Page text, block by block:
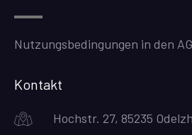
Nutzungsbedingungen in den
Kontakt
Hochstr. 27, 85235